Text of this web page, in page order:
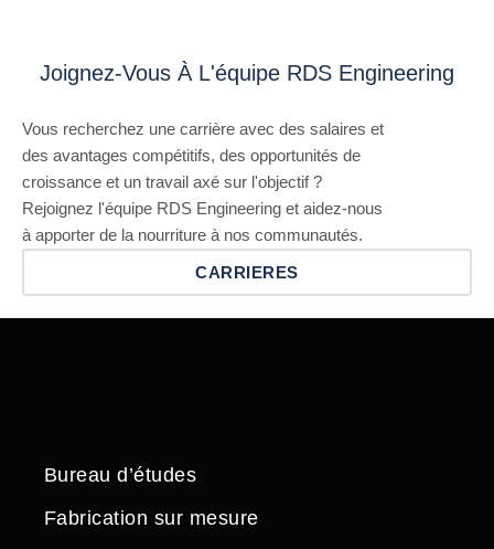
Joignez-Vous À L'équipe RDS Engineering
Vous recherchez une carrière avec des salaires et
des avantages compétitifs, des opportunités de
croissance et un travail axé sur l'objectif ?
Rejoignez l'équipe RDS Engineering et aidez-nous
à apporter de la nourriture à nos communautés.
CARRIERES
Bureau d’études
Fabrication sur mesure